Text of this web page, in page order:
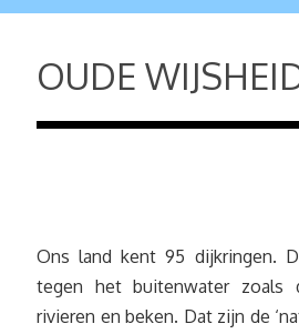
OUDE
Ons land kent 95 dijkringen.
tegen het buitenwater zoals
rivieren en beken. Dat zijn de